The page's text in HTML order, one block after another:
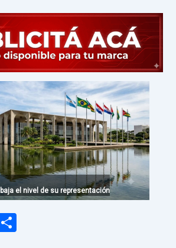
el nivel de su representación